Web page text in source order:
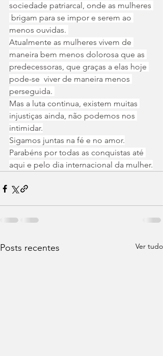
sociedade patriarcal, onde as mulheres
brigam para se impor e serem ao
menos ouvidas.
Atualmente as mulheres vivem de
maneira bem menos dolorosa que as
predecessoras, que graças a elas hoje
pode-se  viver de maneira menos
perseguida.
Mas a luta continua, existem muitas
injustiças ainda, não podemos nos
intimidar.
Sigamos juntas na fé e no amor.
Parabéns por todas as conquistas até
aqui e pelo dia internacional da mulher.
Posts recentes Ver tudo